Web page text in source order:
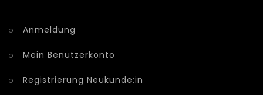
Anmeldung
Mein Benutzerkonto
Registrierung Neukunde:in